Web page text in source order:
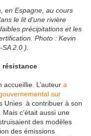
en Espagne, au cours
le lit d'une rivière
précipitations et les
Photo : Kevin
2.0 ).
résistance
accueillie. L’auteur a
sur
Unies à contribuer à son
c’était aussi une
des modèles
des émissions